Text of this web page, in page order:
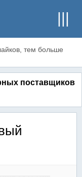
тем больше
поставщиков